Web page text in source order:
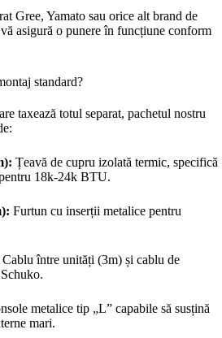
Gree, Yamato sau orice alt brand de
asigură o punere în funcțiune conform
standard?
taxează totul separat, pachetul nostru
Țeavă de cupru izolată termic, specifică
18k-24k BTU.
Furtun cu inserții metalice pentru
Cablu între unități (3m) și cablu de
metalice tip „L” capabile să susțină
mari.